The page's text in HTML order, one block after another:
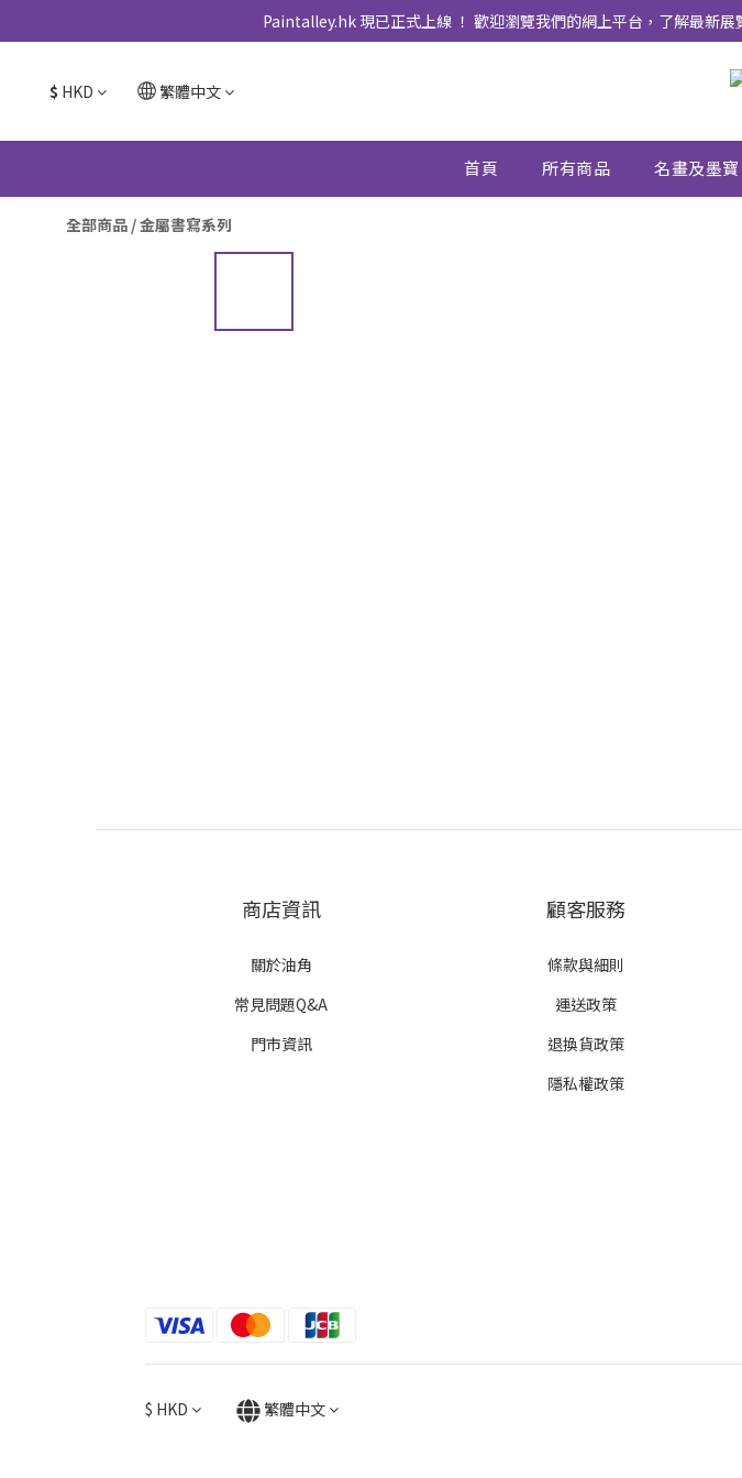
Paintalley.hk 現已正式上線 ！ 歡迎瀏覽我們的網上平台，了解最新
$ HKD 繁體中文
首頁 所有商品 名畫及墨寶
全部商品 /金屬書寫系列
商店資訊
關於油角
常見問題Q&A
門市資訊
顧客服務
條款與細則
運送政策
退換貨政策
隱私權政策
$ HKD 繁體中文